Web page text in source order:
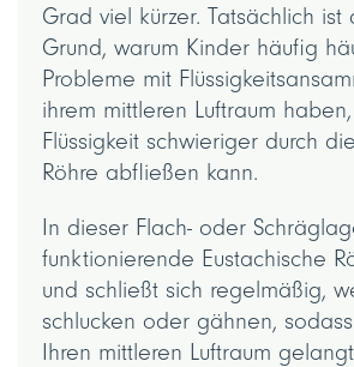
Grad viel kürzer. Tatsächlich ist
Grund, warum Kinder häufig
Probleme mit
ihrem mittleren Luftraum
Flüssigkeit schwieriger durch
Röhre abfließen kann.
In dieser Flach- oder
funktionierende Eustachische
und schließt sich regelmäßig,
schlucken oder gähnen,
Ihren mittleren Luftraum